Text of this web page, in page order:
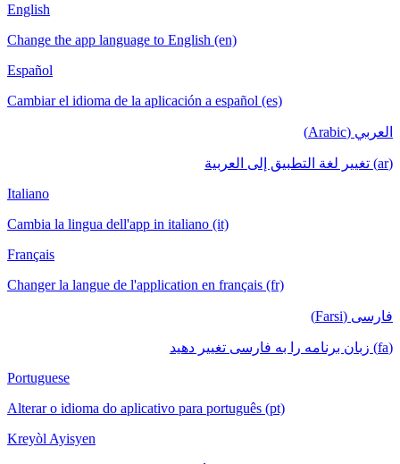
English
Change the app language to English (en)
Español
Cambiar el idioma de la aplicación a español (es)
العربي (Arabic)
(ar) تغيير لغة التطبيق إلى العربية
Italiano
Cambia la lingua dell'app in italiano (it)
Français
Changer la langue de l'application en français (fr)
فارسی (Farsi)
(fa) زبان برنامه را به فارسی تغییر دهید
Portuguese
Alterar o idioma do aplicativo para português (pt)
Kreyòl Ayisyen